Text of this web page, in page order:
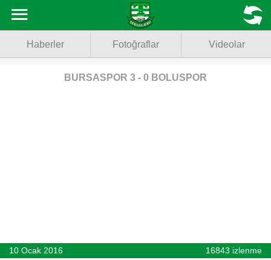
Fotoğraflar
Videolar
MENU
Haberler Fotoğraflar Videolar
BURSASPOR 3 - 0 BOLUSPOR
10 Ocak 2016 16843 izlenme